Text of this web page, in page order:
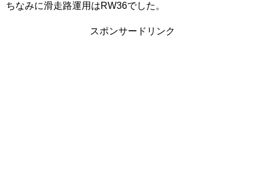
ちなみに滑走路運用はRW36でした。
スポンサードリンク